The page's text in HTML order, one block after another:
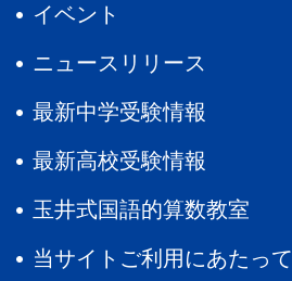
イベント
ニュースリリース
最新中学受験情報
最新高校受験情報
玉井式国語的算数教室
当サイトご利用にあたって